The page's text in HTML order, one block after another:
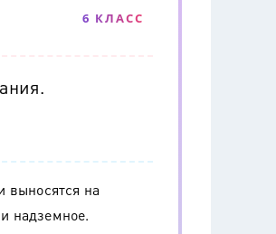
6 КЛАСС
выносятся на
надземное.